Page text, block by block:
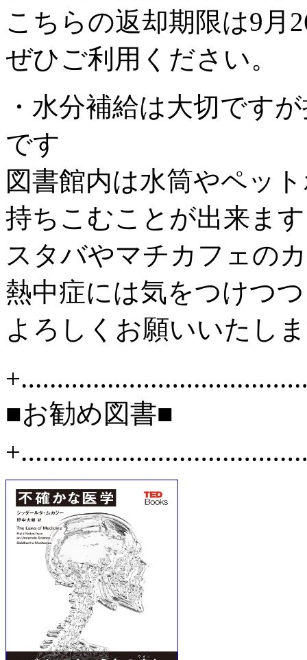
こちらの返却期限は9月
ぜひご利用ください。
・水分補給は大切です
です
図書館内は水筒やペッ
持ちこむことが出来ま
スタバやマチカフェの
熱中症には気をつけつ
よろしくお願いいたし
■お勧め図書■